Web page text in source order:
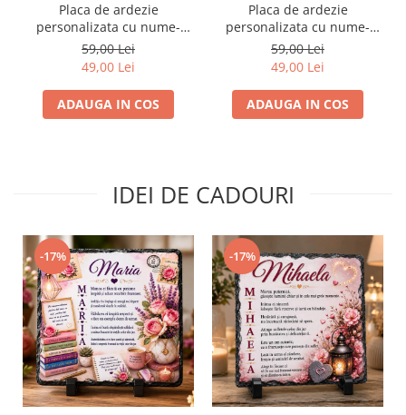
Placa de ardezie
personalizata cu nume-
Rares
59,00 Lei
49,00 Lei
ADAUGA IN COS
Placa de ardezie
personalizata cu nume-
Angela
59,00 Lei
49,00 Lei
ADAUGA IN COS
IDEI DE CADOURI
-17% -17%